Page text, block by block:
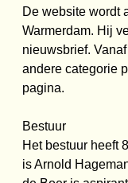
De website wordt
Warmerdam. Hij
nieuwsbrief.
andere categorie
pagina.
Bestuur
Het bestuur heeft
is Arnold